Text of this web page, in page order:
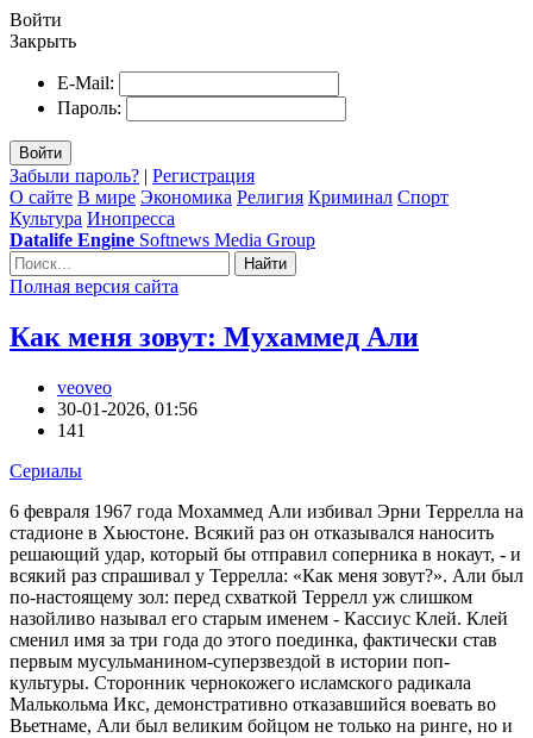
Войти
Закрыть
E-Mail:
Пароль:
Войти
Забыли пароль? | Регистрация
О сайте В мире Экономика Религия Криминал Спорт
Культура Инопресса
Datalife Engine Softnews Media Group
Найти
Полная версия сайта
Как меня зовут: Мухаммед Али
veoveo
30-01-2026, 01:56
141
Сериалы
6 февраля 1967 года Мохаммед Али избивал Эрни Террелла на
стадионе в Хьюстоне. Всякий раз он отказывался наносить
решающий удар, который бы отправил соперника в нокаут, - и
всякий раз спрашивал у Террелла: «Как меня зовут?». Али был
по-настоящему зол: перед схваткой Террелл уж слишком
назойливо называл его старым именем - Кассиус Клей. Клей
сменил имя за три года до этого поединка, фактически став
первым мусульманином-суперзвездой в истории поп-
культуры. Сторонник чернокожего исламского радикала
Малькольма Икс, демонстративно отказавшийся воевать во
Вьетнаме, Али был великим бойцом не только на ринге, но и